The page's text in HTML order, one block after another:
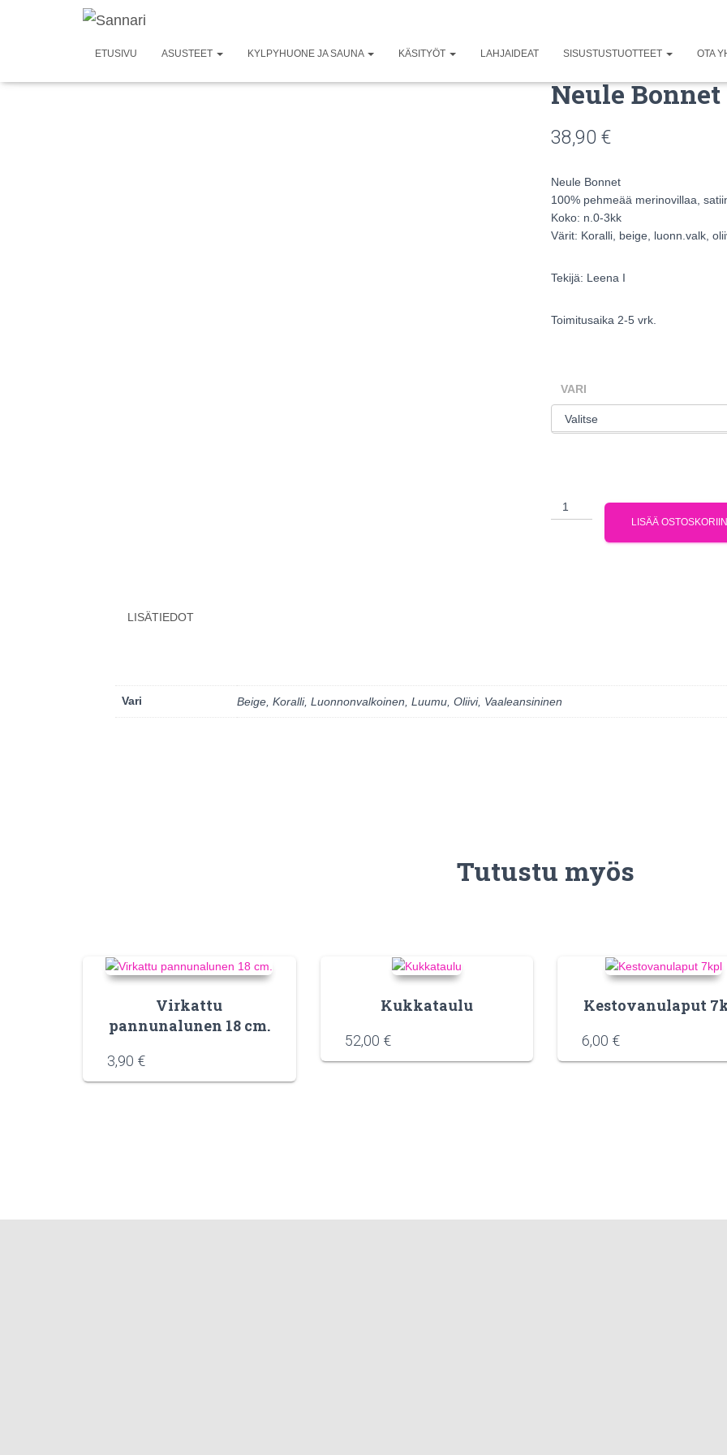
ETUSIVU ASUSTEET KYLPYHUONE JA SAUNA KÄSITYÖT LAHJAIDEAT SISUSTUSTUOTTEET OTA
Neule Bonnet
38,90 €
Neule Bonnet
100% pehmeää merinovillaa,
Koko: n.0-3kk
Värit: Koralli, beige, luonn.valk,
Tekijä: Leena I
Toimitusaika 2-5 vrk.
VARI
LISÄÄ OSTOSKORIIN
LISÄTIEDOT
Vari Beige, Koralli, Luonnonvalkoinen, Luumu, Oliivi, Vaaleansininen
Tutustu myös
Virkattu
pannunalunen 18 cm.
3,90 €
Kukkataulu
52,00 €
Kestovanulaput
6,00 €